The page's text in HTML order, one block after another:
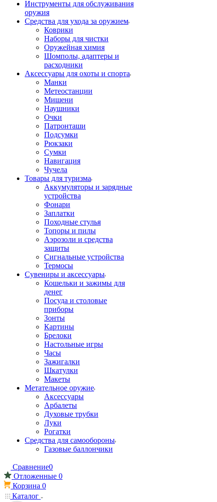
Инструменты для обслуживания
оружия
Средства для ухода за оружием
Коврики
Наборы для чистки
Оружейная химия
Шомполы, адаптеры и
расходники
Аксессуары для охоты и спорта
Манки
Метеостанции
Мишени
Наушники
Очки
Патронташи
Подсумки
Рюкзаки
Сумки
Навигация
Чучела
Товары для туризма
Аккумуляторы и зарядные
устройства
Фонари
Заплатки
Походные стулья
Топоры и пилы
Аэрозоли и средства
защиты
Сигнальные устройства
Термосы
Сувениры и аксессуары
Кошельки и зажимы для
денег
Посуда и столовые
приборы
Зонты
Картины
Брелоки
Настольные игры
Часы
Зажигалки
Шкатулки
Макеты
Метательное оружие
Аксессуары
Арбалеты
Духовые трубки
Луки
Рогатки
Средства для самообороны
Газовые баллончики
Сравнение0
Отложенные 0
Корзина 0
Каталог